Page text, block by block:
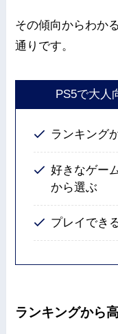
その傾向からわか
通りです。
PS5で大人
ランキング
好きなゲー
から選ぶ
プレイでき
ランキングから